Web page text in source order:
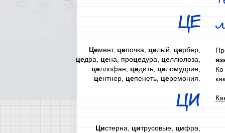
ЦЕ
Цемент,цепочка,целый,цербер,
цедра,цена, процедура,целлюлоза,
целлофан,цедить,целомудрие,
центнер,цепенеть,церемония.
ЦИ
Цистерна,цитрусовые,цифра,
Ко